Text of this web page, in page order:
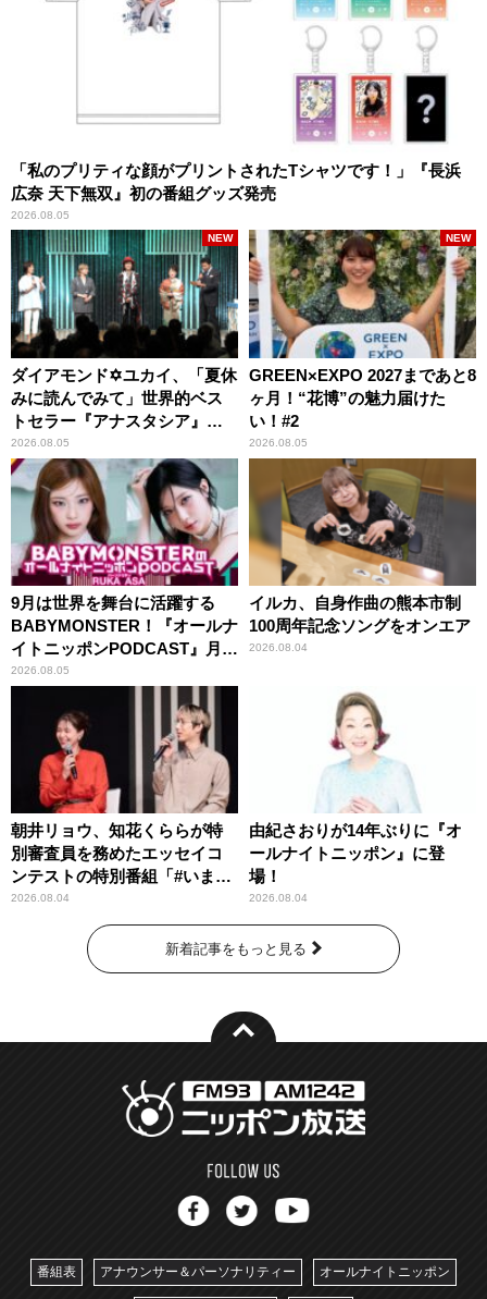
「私のプリティな顔がプリントされたTシャツです！」『長浜
広奈 天下無双』初の番組グッズ発売
2026.08.05
ダイアモンド✡ユカイ、「夏休
みに読んでみて」世界的ベス
トセラー『アナスタシア』を
紹介
2026.08.05
NEW
GREEN×EXPO 2027まであと8
ヶ月！“花博”の魅力届けた
い！#2
2026.08.05
NEW
9月は世界を舞台に活躍する
BABYMONSTER！『オールナ
イトニッポンPODCAST』月替
わりパーソナリティ
2026.08.05
イルカ、自身作曲の熊本市制
100周年記念ソングをオンエア
2026.08.04
朝井リョウ、知花くららが特
別審査員を務めたエッセイコ
ンテストの特別番組「#いまあ
なたに伝えたいこと」
2026.08.04
由紀さおりが14年ぶりに『オ
ールナイトニッポン』に登
場！
2026.08.04
新着記事をもっと見る
番組表 アナウンサー＆パーソナリティー オールナイトニッポン